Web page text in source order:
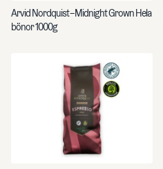
Arvid Nordquist – Midnight Grown Hela
bönor 1000g